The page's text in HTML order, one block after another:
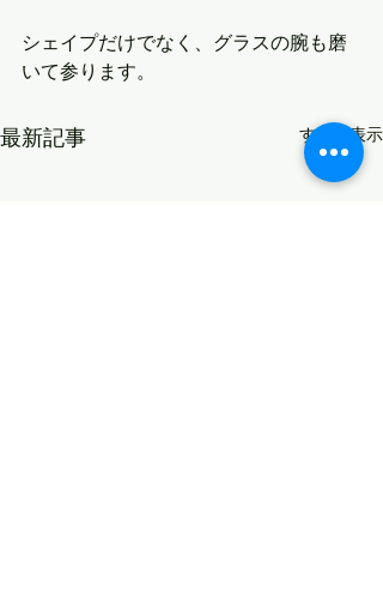
シェイプだけでなく、グラスの腕も磨
いて参ります。
最新記事 すべて表示